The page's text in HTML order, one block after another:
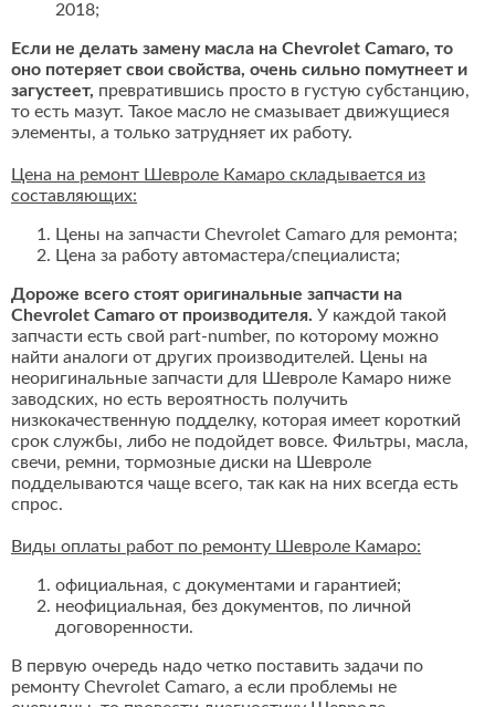
2018;
Если не делать замену масла на Chevrolet Camaro, то
оно потеряет свои свойства, очень сильно помутнеет и
загустеет, превратившись просто в густую субстанцию,
то есть мазут. Такое масло не смазывает движущиеся
элементы, а только затрудняет их работу.
Цена на ремонт Шевроле Камаро складывается из
составляющих:
Цены на запчасти Chevrolet Camaro для ремонта;
Цена за работу автомастера/специалиста;
Дороже всего стоят оригинальные запчасти на
Chevrolet Camaro от производителя. У каждой такой
запчасти есть свой part-number, по которому можно
найти аналоги от других производителей. Цены на
неоригинальные запчасти для Шевроле Камаро ниже
заводских, но есть вероятность получить
низкокачественную подделку, которая имеет короткий
срок службы, либо не подойдет вовсе. Фильтры, масла,
свечи, ремни, тормозные диски на Шевроле
подделываются чаще всего, так как на них всегда есть
спрос.
Виды оплаты работ по ремонту Шевроле Камаро:
официальная, с документами и гарантией;
неофициальная, без документов, по личной
договоренности.
В первую очередь надо четко поставить задачи по
ремонту Chevrolet Camaro, а если проблемы не